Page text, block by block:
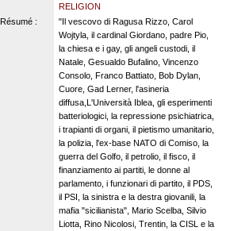
RELIGION
Résumé :
"Il vescovo di Ragusa Rizzo, Carol
Wojtyla, il cardinal Giordano, padre Pio,
la chiesa e i gay, gli angeli custodi, il
Natale, Gesualdo Bufalino, Vincenzo
Consolo, Franco Battiato, Bob Dylan,
Cuore, Gad Lerner, l'asineria
diffusa,L'Università Iblea, gli esperimenti
batteriologici, la repressione psichiatrica,
i trapianti di organi, il pietismo umanitario,
la polizia, l'ex-base NATO di Comiso, la
guerra del Golfo, il petrolio, il fisco, il
finanziamento ai partiti, le donne al
parlamento, i funzionari di partito, il PDS,
il PSI, la sinistra e la destra giovanili, la
mafia "sicilianista", Mario Scelba, Silvio
Liotta, Rino Nicolosi, Trentin, la CISL e la